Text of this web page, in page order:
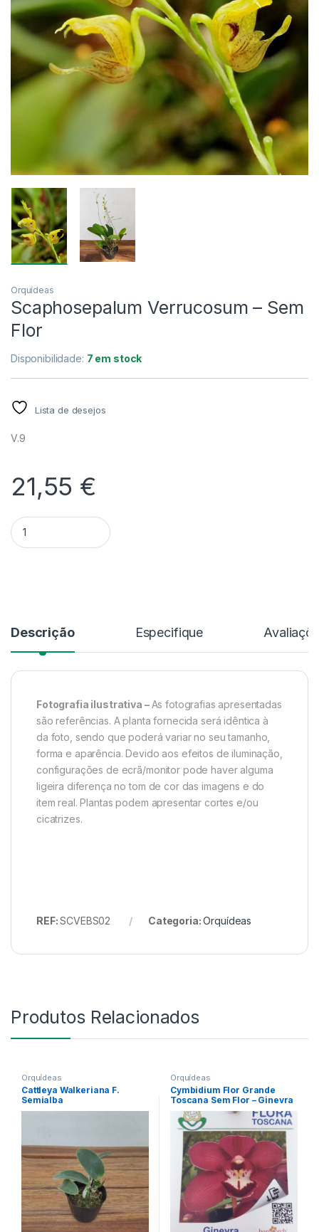
Orquídeas
Scaphosepalum Verrucosum – Sem
Flor
Disponibilidade: 7 em stock
Lista de desejos
V.9
21,55 €
Quantidade Scaphosepalum Verrucosum - Sem Flor
Descrição Especifique
Fotografia ilustrativa –As fotografias apresentadas
são referências. A planta fornecida será idêntica à
da foto, sendo que poderá variar no seu tamanho,
forma e aparência. Devido aos efeitos de iluminação,
configurações de ecrã/monitor pode haver alguma
ligeira diferença no tom de cor das imagens e do
item real. Plantas podem apresentar cortes e/ou
cicatrizes.
REF:SCVEBS02 Categoria:Orquídeas
Produtos Relacionados
Orquídeas
Cattleya Walkeriana F.
Semialba
Orquídeas
Cymbidium Flor Grande
Toscana Sem Flor – Ginevra